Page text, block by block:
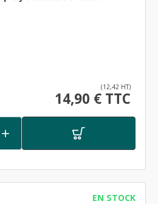
(12,42 HT)
14,90 € TTC

EN STOCK